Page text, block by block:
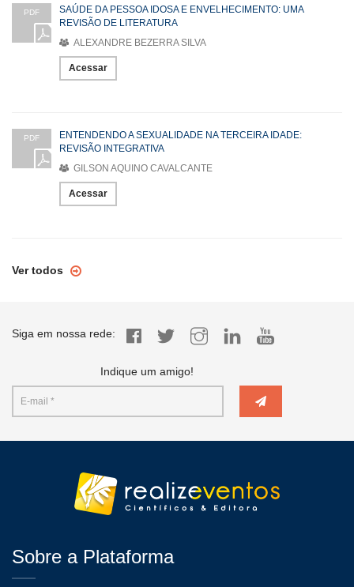
PDF
SAÚDE DA PESSOA IDOSA E ENVELHECIMENTO: UMA
REVISÃO DE LITERATURA
ALEXANDRE BEZERRA SILVA
Acessar
PDF
ENTENDENDO A SEXUALIDADE NA TERCEIRA IDADE:
REVISÃO INTEGRATIVA
GILSON AQUINO CAVALCANTE
Acessar
Ver todos
Siga em nossa rede:
Indique um amigo!
Sobre a Plataforma